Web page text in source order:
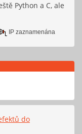
Python a C, ale
IP zaznamenána
do